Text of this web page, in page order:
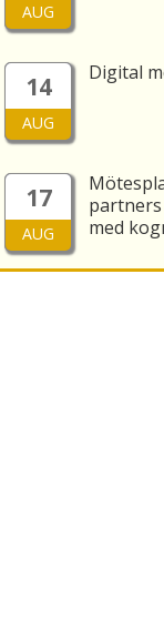
AUG
14
AUG
Digital
17
AUG
med